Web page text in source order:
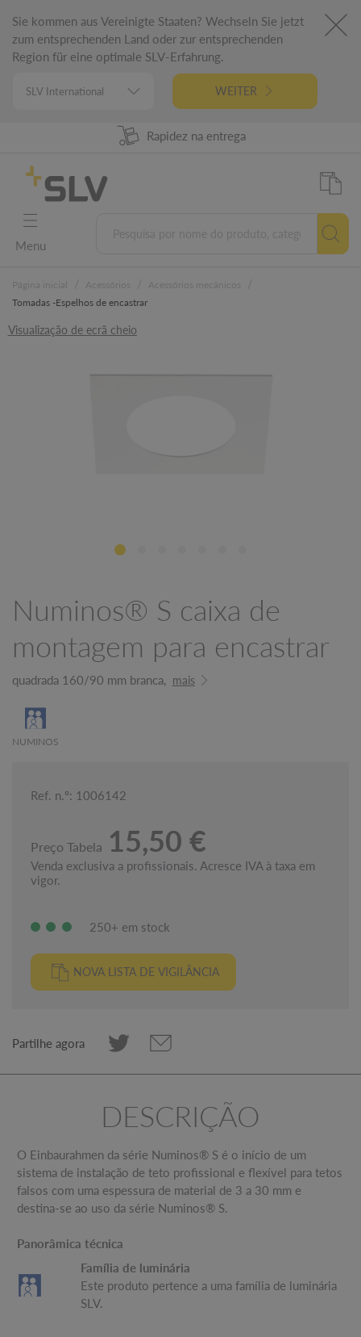
Sie kommen aus Vereinigte Staaten? Wechseln Sie jetzt
zum entsprechenden Land oder zur entsprechenden
Region für eine optimale SLV-Erfahrung.
WEITER
98% Disponibilidade dos produtos
Rapidez na entrega
5 anos garantia
Engenharia alemã
Menu
Tomadas -Espelhos de encastrar
Visualização de ecrã cheio
Numinos® S caixa de
montagem para encastrar
quadrada 160/90 mm branca, mais
NUMINOS
Ref. n.º: 1006142
Preço Tabela 15,50 €
Venda exclusiva a profissionais. Acresce IVA à taxa em
vigor.
250+ em stock
NOVA LISTA DE VIGILÂNCIA
Partilhe agora
DESCRIÇÃO
O Einbaurahmen da série Numinos® S é o início de um
sistema de instalação de teto profissional e flexível para tetos
falsos com uma espessura de material de 3 a 30 mm e
destina-se ao uso da série Numinos® S.
Panorâmica técnica
Família de luminária
Este produto pertence a uma família de luminária
SLV.